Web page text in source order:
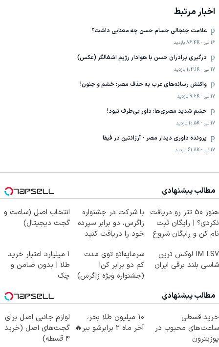
اخبار مرتبط
علامت جنجالی حسام حسن چه معنایی داشت؟
16 تیر -
86.4K بازدید
درگیری برادران حسن با هوادار رژیم اشغالگر (عکس)
17 تیر -
104.1K بازدید
واکنش رسانه‌های عرب به حذف مصر: خشم و جنون!
17 تیر -
9.6K بازدید
خشم شدید مصری‌ها: داور بی‌طرف نبود!
17 تیر -
10.5K بازدید
پرونده داوری دیدار مصر - آرژانتین در فیفا
17 تیر -
61.8K بازدید
مطالب پیشنهادی
هنوز 50 تتر رو دریافت
نکردی؟ | رایگان ثبت
نام کن و رایگان شروع
با شرکت در جشنواره
زاگرس، دو برابر سپرده
خود را دریافت کنید
انتخاب اصل (ساعت و
گجت دیجیتال)
IM LS7 لوکس ترین
شاسی بلند برقی ایران
سرمایه‌اتو توی مدت
کم دو برابر کن!
(جشنواره ویژه زاگرس)
۱ میلیارد اعتبار خرید
طلا | بدون ضامن و
چک
مطالب پیشنهادی
خرید قسطی
ساعت‌های محبوب در
پوزیترون
10 میلیون طلا بخر،
آخر ماه 2 برابرشو ببر🔥
لوازم جانبی اصل برای
گجت‌های اصل (خرید
۴ قسطه)